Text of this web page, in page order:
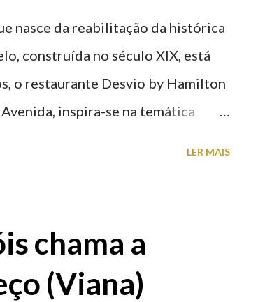
nasce da reabilitação da histórica
construída no século XIX, está
o restaurante Desvio by Hamilton
inspira-se na temática
LER MAIS
chama a
(Viana)